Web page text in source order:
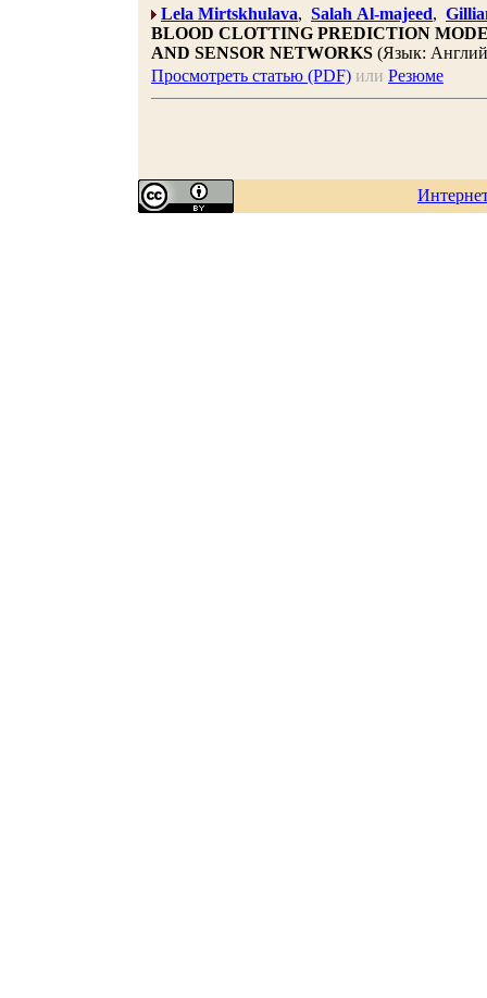
Lela Mirtskhulava, Salah Al-majeed,
BLOOD CLOTTING PREDICTION
AND SENSOR NETWORKS (Язык:
Просмотреть статью (PDF) или Резюме